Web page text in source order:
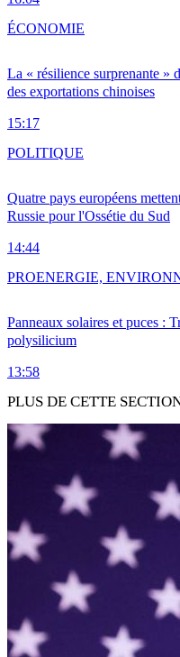
La « résilience surprenante »
des exportations chinoises
15:17
ÉCONOMIE
Quatre pays européens
Russie pour l'Ossétie du Sud
14:44
POLITIQUE
Panneaux solaires et puces :
polysilicium
13:58
PROENERGIE,
PLUS DE CETTE